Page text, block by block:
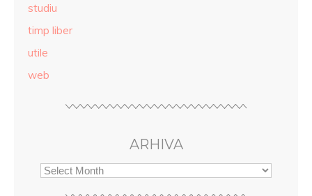
studiu
timp liber
utile
web
ARHIVA